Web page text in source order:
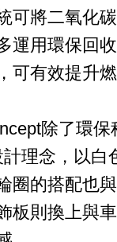
可將二氧化
運用環保回
可有效提升燃
除了環
理念，以
圈的搭配也
板則換上與